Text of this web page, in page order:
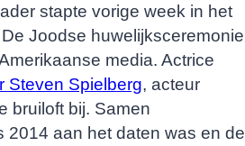
stapte vorige week in het
Joodse huwelijksceremonie
media. Actrice
Steven Spielberg, acteur
bruiloft bij. Samen
2014 aan het daten was en de